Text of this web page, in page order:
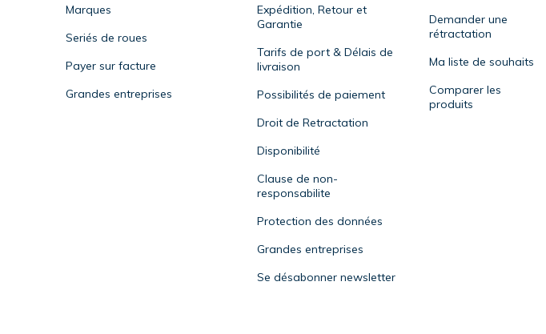
Marques
Seriés de roues
Payer sur facture
Grandes entreprises
Expédition, Retour et
Garantie
Tarifs de port & Délais de
livraison
Possibilités de paiement
Droit de Retractation
Disponibilité
Clause de non-
responsabilite
Protection des données
Grandes entreprises
Se désabonner newsletter
Demander une
rétractation
Ma liste de souhaits
Comparer les
produits